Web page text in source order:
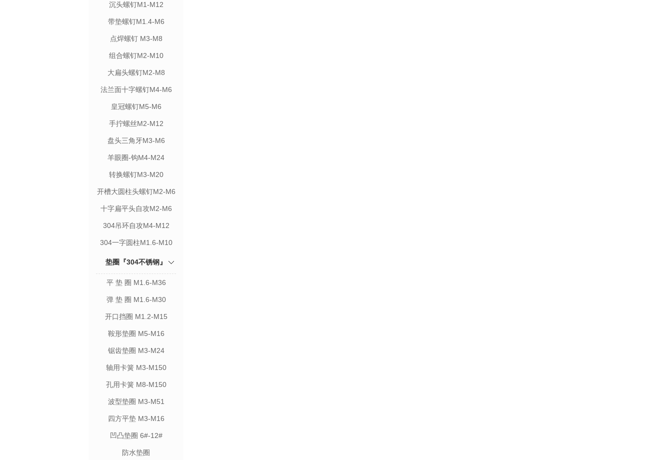
沉头螺钉M1-M12
带垫螺钉M1.4-M6
点焊螺钉 M3-M8
组合螺钉M2-M10
大扁头螺钉M2-M8
法兰面十字螺钉M4-M6
皇冠螺钉M5-M6
手拧螺丝M2-M12
盘头三角牙M3-M6
羊眼圈-钩M4-M24
转换螺钉M3-M20
开槽大圆柱头螺钉M2-M6
十字扁平头自攻M2-M6
304吊环自攻M4-M12
304一字圆柱M1.6-M10
垫圈『304不锈钢』
平 垫 圈 M1.6-M36
弹 垫 圈 M1.6-M30
开口挡圈 M1.2-M15
鞍形垫圈 M5-M16
锯齿垫圈 M3-M24
轴用卡簧 M3-M150
孔用卡簧 M8-M150
波型垫圈 M3-M51
四方平垫 M3-M16
凹凸垫圈 6#-12#
防水垫圈